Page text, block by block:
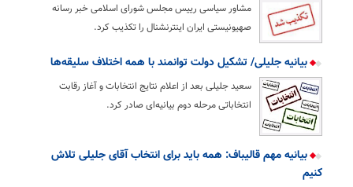
مشاور سیاسی رییس مجلس شورای اسلامی خبر رسانه
صهیونیستی ایران اینترنشنال را تکذیب کرد.
بیانیه جلیلی/ تشکیل دولت توانمند با همه اختلاف سلیقه‌ها
سعید جلیلی بعد از اعلام نتایج انتخابات و آغاز رقابت
انتخاباتی مرحله دوم بیانیه‌ای صادر کرد.
بیانیه مهم قالیباف: همه باید برای انتخاب آقای جلیلی تلاش
کنیم